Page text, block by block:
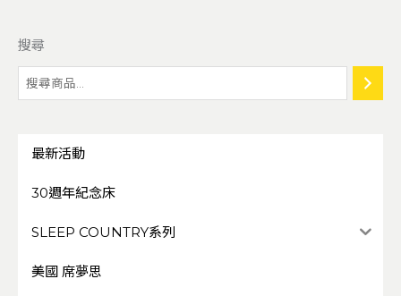
搜尋
最新活動
30週年紀念床
SLEEP COUNTRY系列
美國 席夢思